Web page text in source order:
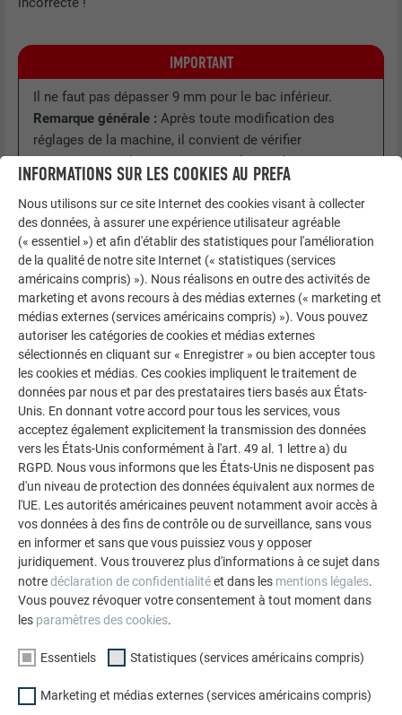
IMPORTANT
Il ne faut pas dépasser 9 mm pour le bac inférieur.
Remarque générale : Après toute modification des
réglages de la machine, il convient de vérifier
soigneusement les dimensions et les angles sur un bac
test fait du matériau prévu, avant de commencer la
production en série.
Angles et dimensions du profil à joint debout à double
agrafe (A = entraxe)
En fonction du système de profilage utilisé, les dimensions
REMARQUE
INFORMATIONS SUR LES COOKIES AU PREFA
Nous utilisons sur ce site Internet des cookies visant à collecter
des données, à assurer une expérience utilisateur agréable
(« essentiel ») et afin d'établir des statistiques pour l'amélioration
de la qualité de notre site Internet (« statistiques (services
américains compris) »). Nous réalisons en outre des activités de
marketing et avons recours à des médias externes (« marketing et
médias externes (services américains compris) »). Vous pouvez
autoriser les catégories de cookies et médias externes
sélectionnés en cliquant sur « Enregistrer » ou bien accepter tous
les cookies et médias. Ces cookies impliquent le traitement de
données par nous et par des prestataires tiers basés aux États-
Unis. En donnant votre accord pour tous les services, vous
acceptez également explicitement la transmission des données
vers les États-Unis conformément à l'art. 49 al. 1 lettre a) du
RGPD. Nous vous informons que les États-Unis ne disposent pas
d'un niveau de protection des données équivalent aux normes de
l'UE. Les autorités américaines peuvent notamment avoir accès à
vos données à des fins de contrôle ou de surveillance, sans vous
en informer et sans que vous puissiez vous y opposer
juridiquement. Vous trouverez plus d'informations à ce sujet dans
notredéclaration de confidentialitéet dans les mentions légales.
Vous pouvez révoquer votre consentement à tout moment dans
les paramètres des cookies.
Essentiels Statistiques (services américains compris)
Marketing et médias externes (services américains compris)